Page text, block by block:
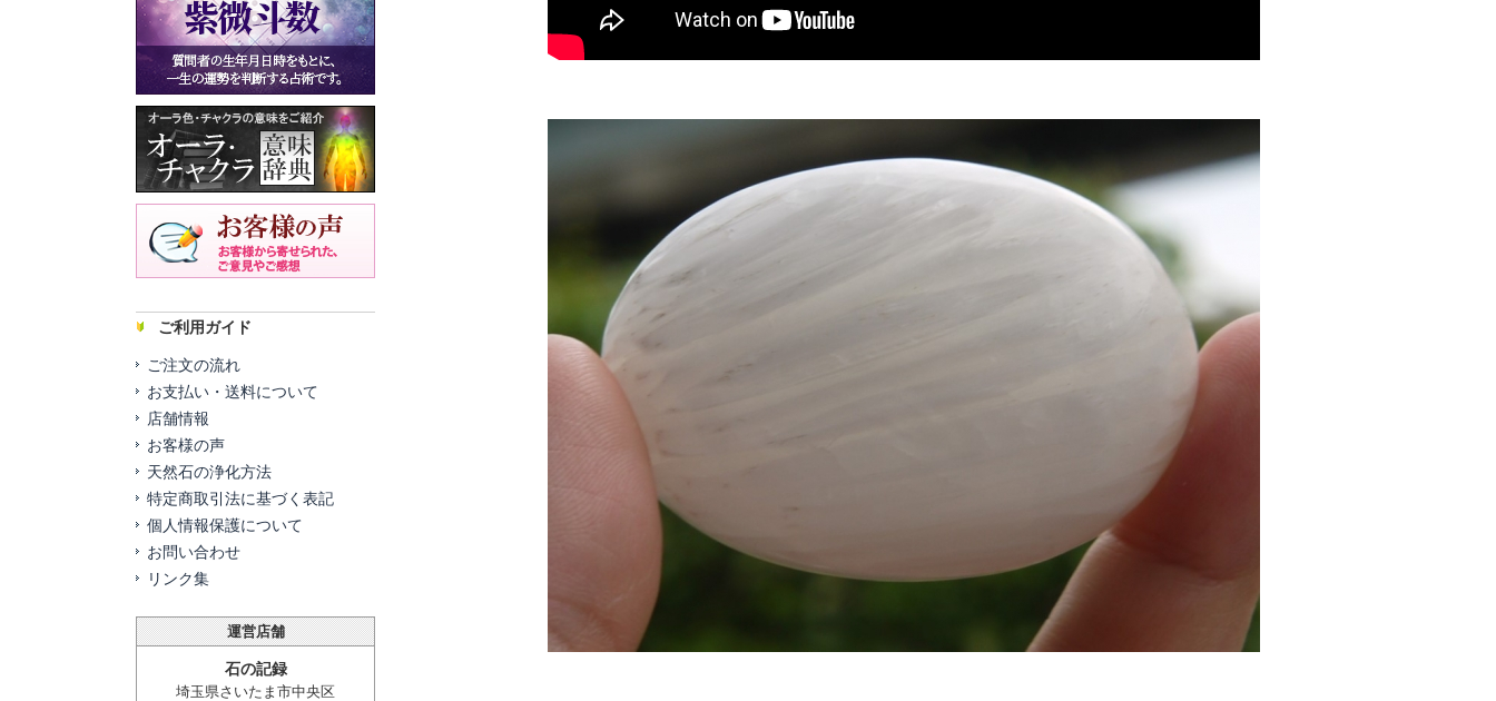
ご利用ガイド
ご注文の流れ
お支払い・送料について
店舗情報
お客様の声
天然石の浄化方法
特定商取引法に基づく表記
個人情報保護について
お問い合わせ
リンク集
運営店舗
石の記録
埼玉県さいたま市中央区